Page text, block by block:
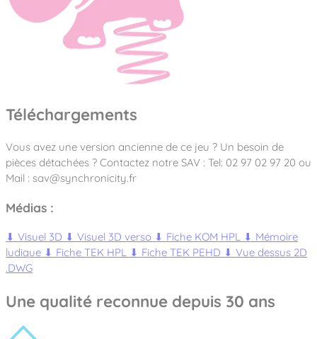
Téléchargements
Vous avez une version ancienne de ce jeu ? Un besoin de
pièces détachées ? Contactez notre SAV : Tel: 02 97 02 97 20 ou
Mail : sav@synchronicity.fr
Médias :
⬇ Visuel 3D ⬇ Visuel 3D verso ⬇ Fiche KOM HPL ⬇ Mémoire
ludique ⬇ Fiche TEK HPL ⬇ Fiche TEK PEHD ⬇ Vue dessus 2D
.DWG
Une qualité reconnue depuis 30 ans